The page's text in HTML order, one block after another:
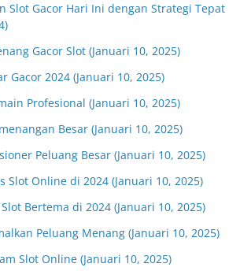
Slot Gacor Hari Ini dengan Strategi Tepat
Gacor Slot (Januari 10, 2025)
Gacor 2024 (Januari 10, 2025)
Profesional (Januari 10, 2025)
Besar (Januari 10, 2025)
Peluang Besar (Januari 10, 2025)
Slot Online di 2024 (Januari 10, 2025)
Bertema di 2024 (Januari 10, 2025)
Peluang Menang (Januari 10, 2025)
Slot Online (Januari 10, 2025)